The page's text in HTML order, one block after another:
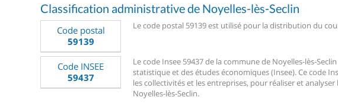
Classification administrative de Noyelles-lès-Seclin
Code postal
59139
Le code postal 59139 est utilisé pour la distribution du
Code INSEE
59437
Le code Insee 59437 de la commune de Noyelles-lès-
statistique et des études économiques (Insee). Ce code
les collectivités et les entreprises, pour réaliser et
Noyelles-lès-Seclin.